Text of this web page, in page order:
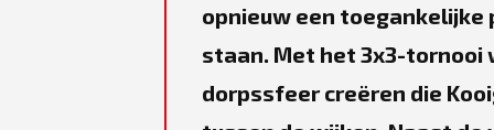
opnieuw een
staan. Met het 3x3-tornooi
dorpssfeer creëren die